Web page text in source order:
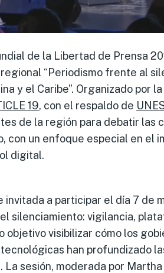
de la Libertad de Prensa
“Periodismo frente al
y el Caribe”. Organizado por la
19, con el respaldo de
de la región para debatir las
con un enfoque especial en el
digital.
a participar el día 7 de
silenciamiento: vigilancia,
objetivo visibilizar cómo los
han profundizado
sesión, moderada por